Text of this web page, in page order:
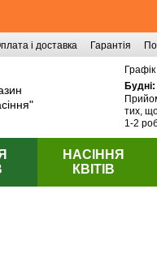
і доставка Гарантія
Будні:
тих,
1-2
НАСІННЯ
КВІТІВ